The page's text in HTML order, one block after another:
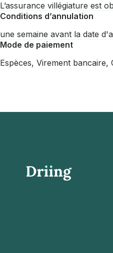
L’assurance villégiature est
Conditions d’annulation
une semaine avant la date
Mode de paiement
Espèces, Virement bancaire,